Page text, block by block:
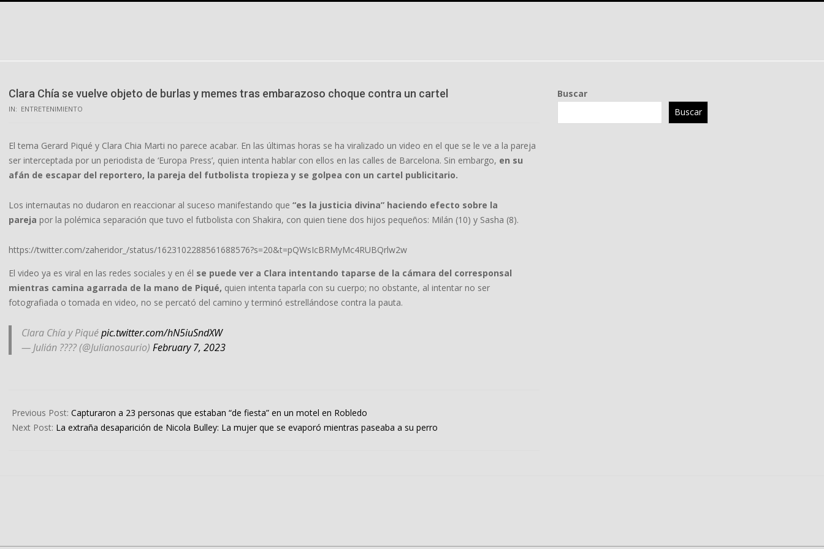
Clara Chía se vuelve objeto de burlas y memes tras embarazoso choque contra un cartel
IN: ENTRETENIMIENTO
El tema Gerard Piqué y Clara Chia Marti no parece acabar. En las últimas horas se ha viralizado un video en el que se le ve a la pareja
ser interceptada por un periodista de ‘Europa Press’, quien intenta hablar con ellos en las calles de Barcelona. Sin embargo, en su
afán de escapar del reportero, la pareja del futbolista tropieza y se golpea con un cartel publicitario.
Los internautas no dudaron en reaccionar al suceso manifestando que “es la justicia divina” haciendo efecto sobre la
pareja por la polémica separación que tuvo el futbolista con Shakira, con quien tiene dos hijos pequeños: Milán (10) y Sasha (8).
https://twitter.com/zaheridor_/status/1623102288561688576?s=20&t=pQWsIcBRMyMc4RUBQrlw2w
El video ya es viral en las redes sociales y en él se puede ver a Clara intentando taparse de la cámara del corresponsal
mientras camina agarrada de la mano de Piqué, quien intenta taparla con su cuerpo; no obstante, al intentar no ser
fotografiada o tomada en video, no se percató del camino y terminó estrellándose contra la pauta.
Clara Chía y Piquépic.twitter.com/hN5iuSndXW
— Julián ???? (@Julianosaurio) February 7, 2023
02-
08
Previous Post: Capturaron a 23 personas que estaban “de fiesta” en un motel en Robledo
Next Post: La extraña desaparición de Nicola Bulley: La mujer que se evaporó mientras paseaba a su perro
Buscar
Buscar